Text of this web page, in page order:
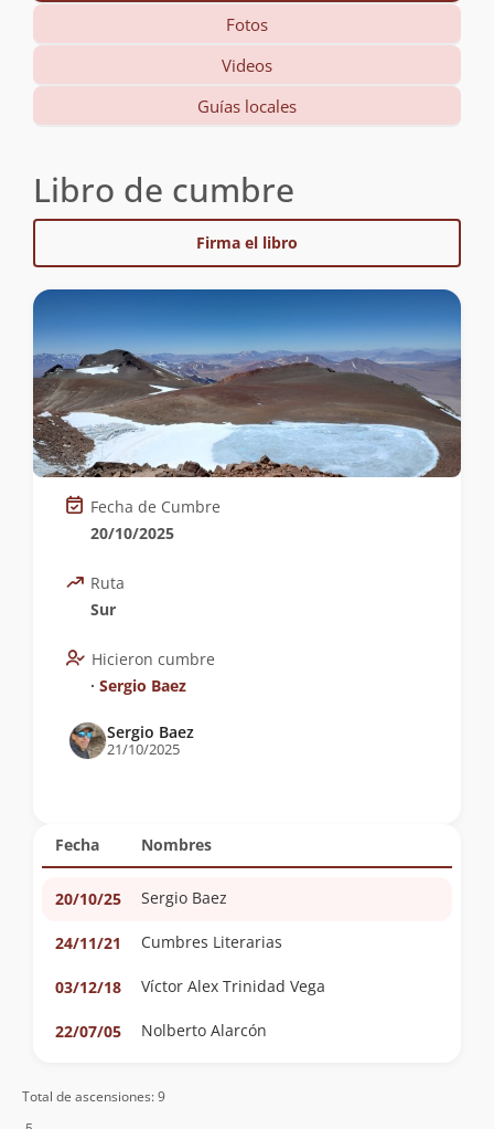
Fotos
Videos
Guías locales
Libro de cumbre
Firma el libro
Fecha Nombres
20/10/25 Sergio Baez
24/11/21 Cumbres Literarias
03/12/18 Víctor Alex Trinidad Vega
22/07/05 Nolberto Alarcón
Fecha de Cumbre
20/10/2025
Ruta
Sur
Hicieron cumbre
∙ Sergio Baez
Sergio Baez
21/10/2025
Total de ascensiones: 9